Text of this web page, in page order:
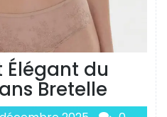
Élégant du
Bretelle